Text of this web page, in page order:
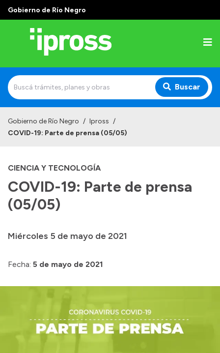
Gobierno de Río Negro
Buscar
Delegaciones
Consultorios Propios
Transparencia
Inversión en Salud
Consulta de expedientes
Gobierno de Río Negro / Ipross /
COVID-19: Parte de prensa (05/05)
CIENCIA Y TECNOLOGÍA
COVID-19: Parte de prensa
(05/05)
Miércoles 5 de mayo de 2021
Fecha: 5 de mayo de 2021